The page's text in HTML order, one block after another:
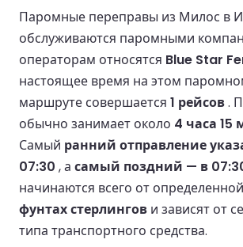
Паромные переправы из Милос в
обслуживаются паромными
операторам относятся Blue Star
настоящее время на этом
маршруте совершается 1 рейсов.
обычно занимает около 4 часа 15
Самый ранний отправление
07:30 , а самый поздний — в
начинаются всего от определенной
фунтах стерлингов и зависят от
типа транспортного средства.